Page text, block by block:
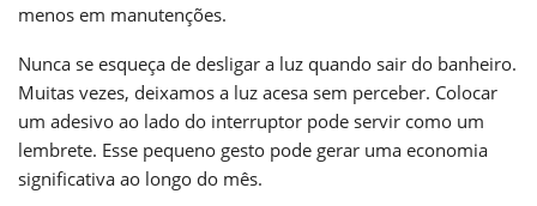
menos em manutenções.
Nunca se esqueça de desligar a luz quando sair do banheiro.
Muitas vezes, deixamos a luz acesa sem perceber. Colocar
um adesivo ao lado do interruptor pode servir como um
lembrete. Esse pequeno gesto pode gerar uma economia
significativa ao longo do mês.